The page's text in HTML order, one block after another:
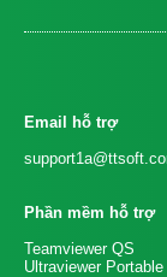
Email hỗ trợ
Phần mềm hỗ trợ
Teamviewer QS
Ultraviewer Portable